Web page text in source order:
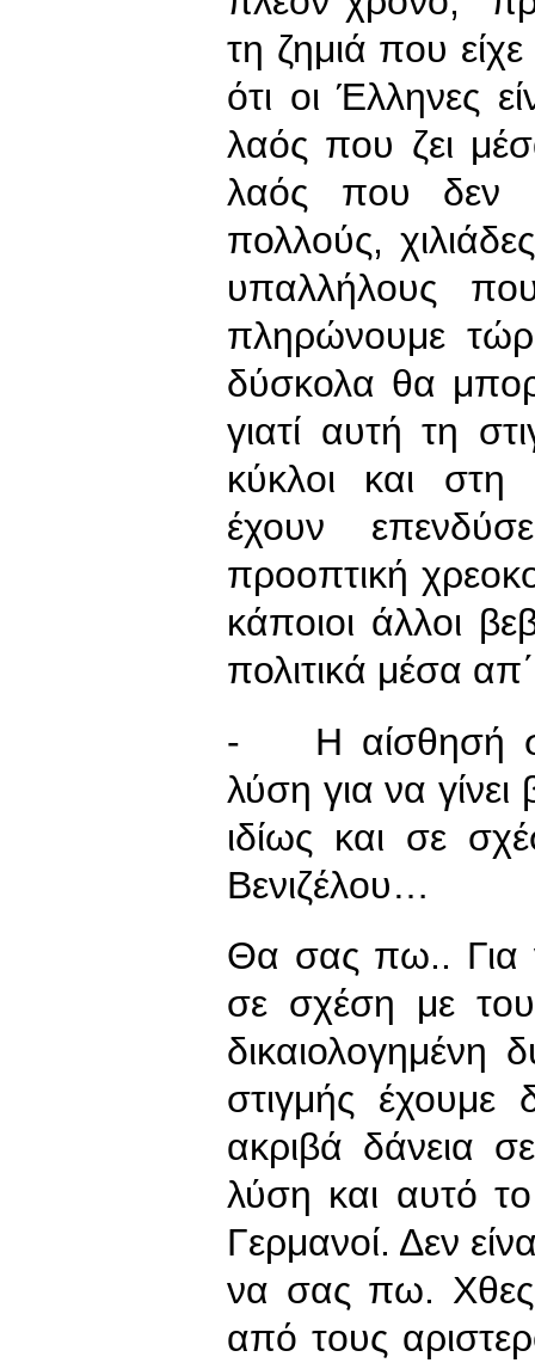
τη ζημιά που
ότι οι Έλληνες
λαός που ζει
λαός που δεν
πολλούς,
υπαλλήλους
πληρώνουμε
δύσκολα θα
γιατί αυτή τη
κύκλοι και στη
έχουν
προοπτική
κάποιοι άλλοι
πολιτικά μέσα
- Η αίσθησή
λύση για να
ιδίως και σε
Βενιζέλου…
Θα σας πω.. Για
σε σχέση με
δικαιολογημένη
στιγμής έχουμε
ακριβά δάνεια
λύση και αυτό το
Γερμανοί. Δεν
να σας πω. Χθες
από τους